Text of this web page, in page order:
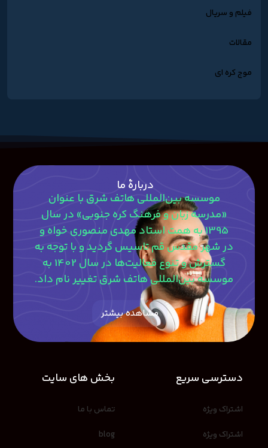
فیلم و سریال
مقالات
موج کره ای
دربارۀ ما
موسسه بین‌المللی هاتف شرق با عنوان
«مدرسه زبان و فرهنگ کره جنوبی» در سال
1395 به همت استاد مهدی منصوری‎ خواه و
در شهر مقدس قم تاسیس گردید و با توجه به
گسترش و تنوع فعالیت‌ها در سال 1402 به
موسسه بین‌المللی هاتف شرق تغییر نام داد.
مشاهده بیشتر
دسترسی سریع
اشتراک ویژه
اشتراک ویژه
بخش های سایت
تماس با ما
blog